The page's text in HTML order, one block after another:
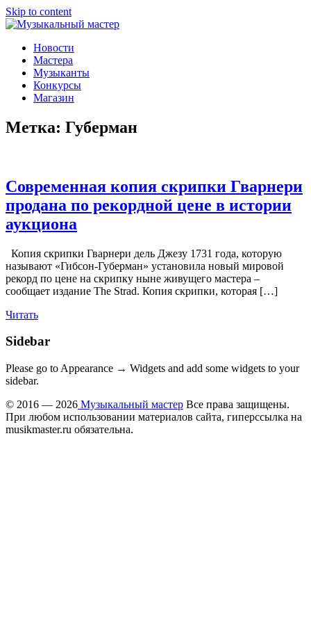
Skip to content
Музыкальный мастер
О мастерах музыкальных инструментов и музыкантах
Новости
Мастера
Музыканты
Конкурсы
Магазин
Метка: Губерман
Современная копия скрипки Гварнери
продана по рекордной цене в истории
аукциона
Копия скрипки Гварнери дель Джезу 1731 года, которую
называют «Гибсон-Губерман» установила новый мировой
рекорд по цене на скрипку ныне живущего мастера –
сообщает издание The Strad. Копия скрипки, которая […]
Читать
Sidebar
Please go to Appearance → Widgets and add some widgets to your
sidebar.
© 2016 — 2026 Музыкальный мастер Все права защищены.
При любом использовании материалов сайта, гиперссылка на
musikmaster.ru обязательна.